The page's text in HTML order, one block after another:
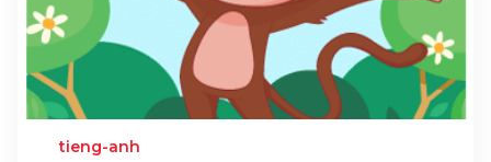
tieng-anh